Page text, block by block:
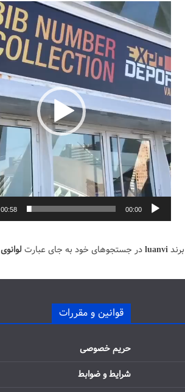
نمایشگر
ویدیو
00:00
00:58
luanviدر جستجوهای خود به جای عبارت لوانوی
قوانین و مقررات
حریم خصوصی
شرایط و ضوابط